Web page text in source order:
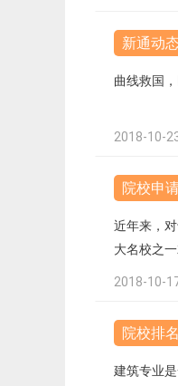
新通动
曲线救国
2018-10-
院校申
近年来，
大名校之
2018-10-
院校排名
建筑专业